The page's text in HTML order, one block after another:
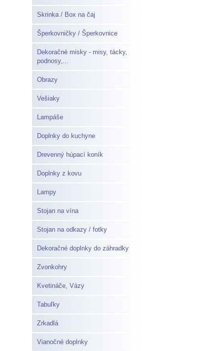
Skrinka / Box na čaj
Šperkovničky / Šperkovnice
Dekoračné misky - misy, tácky,
podnosy,...
Obrazy
Vešiaky
Lampáše
Doplnky do kuchyne
Drevenný húpací koník
Doplnky z kovu
Lampy
Stojan na vína
Stojan na odkazy / fotky
Dekoračné doplnky do záhradky
Zvonkohry
Kvetináče, Vázy
Tabuľky
Zrkadlá
Vianočné doplnky